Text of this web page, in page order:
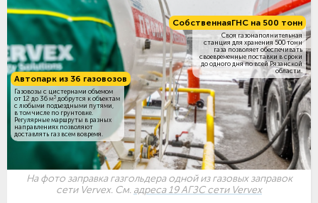
СобственнаяГНС на 500 тонн
Своя газонаполнительная
станция для хранения 500 тонн
газа позволяет обеспечивать
своевременные поставки в сроки
до одного дня по всей Рязанской
области.
Автопарк из 36 газовозов
Газовозы с цистернами объемом
от 12 до 36 м3 добрутся к объектам
c любыми подъездными путями,
в том числе по грунтовке.
Регулярные маршруты в разных
направлениях позволяют
доставлять газ всем вовремя.
На фото заправка газгольдера одной из газовых заправок
сети Vervex. См. адреса 19 АГЗС сети Vervex